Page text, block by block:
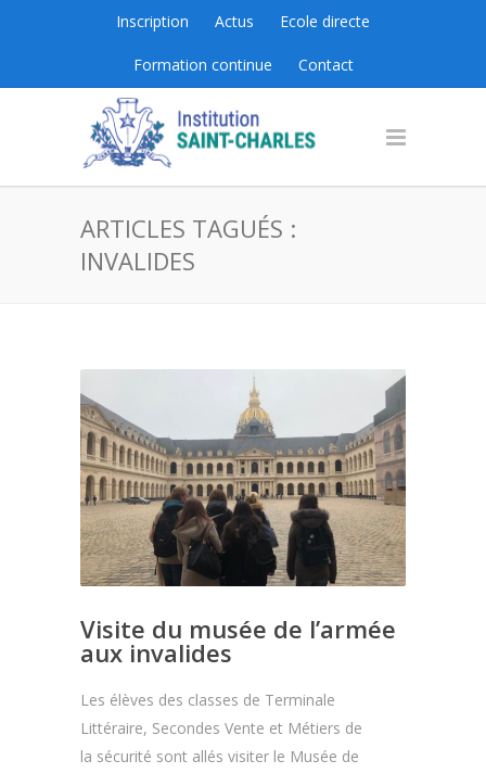
Inscription Actus Ecole directe
Formation continue Contact
ARTICLES TAGUÉS :
INVALIDES
Visite du musée de l’armée
aux invalides
Les élèves des classes de Terminale
Littéraire, Secondes Vente et Métiers de
la sécurité sont allés visiter le Musée de